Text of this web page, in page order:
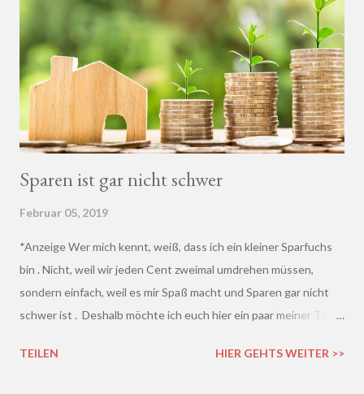
Sparen ist gar nicht schwer
Februar 05, 2019
*Anzeige Wer mich kennt, weiß, dass ich ein kleiner Sparfuchs
bin . Nicht, weil wir jeden Cent zweimal umdrehen müssen,
sondern einfach, weil es mir Spaß macht und Sparen gar nicht
schwer ist . Deshalb möchte ich euch hier ein paar meiner Tipps
sparen könnt. Sicherlich werdet ihr nicht hinter jeder Idee
TEILEN HIER GEHTS WEITER >>